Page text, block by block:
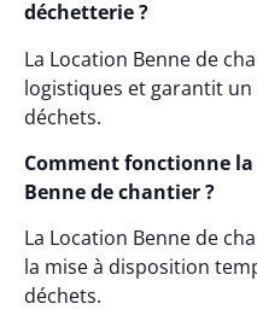
déchetterie ?
La Location Benne de
logistiques et garantit
déchets.
Comment fonctionne
Benne de chantier ?
La Location Benne de
la mise à disposition
déchets.